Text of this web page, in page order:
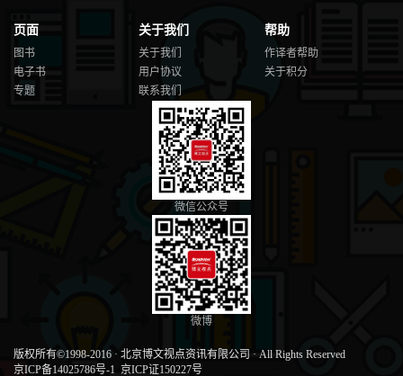
页面
图书
电子书
专题
关于我们
关于我们
用户协议
联系我们
帮助
作译者帮助
关于积分
微信公众号
微博
版权所有©1998-2016 · 北京博文视点资讯有限公司 · All Rights Reserved
京ICP备14025786号-1 京ICP证150227号